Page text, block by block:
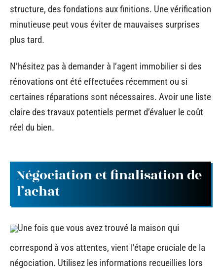
structure, des fondations aux finitions. Une vérification
minutieuse peut vous éviter de mauvaises surprises
plus tard.
N’hésitez pas à demander à l’agent immobilier si des
rénovations ont été effectuées récemment ou si
certaines réparations sont nécessaires. Avoir une liste
claire des travaux potentiels permet d’évaluer le coût
réel du bien.
Négociation et finalisation de
l’achat
Une fois que vous avez trouvé la maison qui
correspond à vos attentes, vient l’étape cruciale de la
négociation. Utilisez les informations recueillies lors